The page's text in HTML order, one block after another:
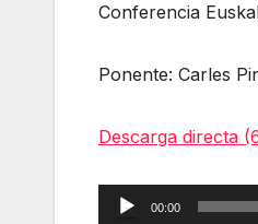
Conferencia
Ponente: Carles
Descarga directa
Reproductor
00:00